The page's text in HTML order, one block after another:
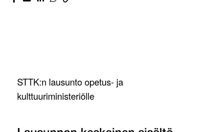
STTK:n lausunto opetus- ja
kulttuuriministeriölle